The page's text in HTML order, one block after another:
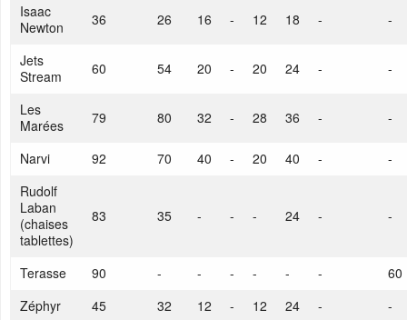
Isaac
Newton
36 26 16 - 12 18 - -
Jets
Stream
60 54 20 - 20 24 - -
Les
Marées
79 80 32 - 28 36 - -
Narvi 92 70 40 - 20 40 -
-
Rudolf
Laban
(chaises
tablettes)
83 35 - - - 24 - -
Terasse 90 - - - - - -
60
Zéphyr
45 32 12 - 12 24 - -